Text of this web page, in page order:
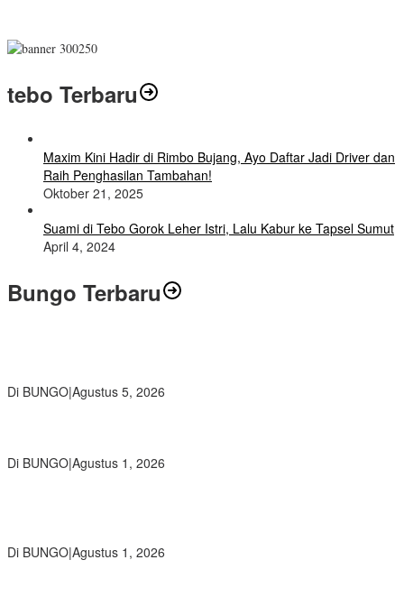
tebo Terbaru
Maxim Kini Hadir di Rimbo Bujang, Ayo Daftar Jadi Driver dan
Raih Penghasilan Tambahan!
Oktober 21, 2025
Suami di Tebo Gorok Leher Istri, Lalu Kabur ke Tapsel Sumut
April 4, 2024
Bungo Terbaru
Di BUNGO|Agustus 5, 2026
Di BUNGO|Agustus 1, 2026
Di BUNGO|Agustus 1, 2026